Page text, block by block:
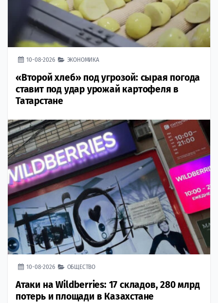
10-08-2026 ЭКОНОМИКА
«Второй хлеб» под угрозой: сырая погода
ставит под удар урожай картофеля в
Татарстане
10-08-2026 ОБЩЕСТВО
Атаки на Wildberries: 17 складов, 280 млрд
потерь и площади в Казахстане